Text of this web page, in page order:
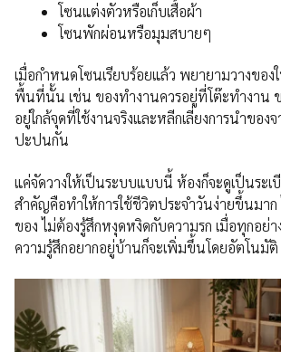
โซนแต่งตัวหรือเก็บเสื้อผ้า
โซนพักผ่อนหรือมุมสบายๆ
เมื่อกำหนดโซนเรียบร้อยแล้ว พยายามวางขอ
พื้นที่นั้น เช่น ของทำงานควรอยู่ที่โต๊ะทำงาน
อยู่ใกล้จุดที่ใช้งานจริงและหลีกเลี่ยงการนำของ
ปะปนกัน
แค่จัดวางให้เป็นระบบแบบนี้ ห้องก็จะดูเป็นระ
สำคัญคือทำให้การใช้ชีวิตประจำวันง่ายขึ้นมาก
ของ ไม่ต้องรู้สึกหงุดหงิดกับความรก เมื่อทุกอย่
ความรู้สึกอยากอยู่บ้านก็จะเพิ่มขึ้นโดยอัตโนมัติ